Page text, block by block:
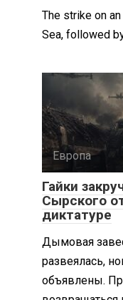
The strike on
Sea, followed
Европа
Гайки
Сырского
диктатуре
Дымовая
развеялась,
объявлены.